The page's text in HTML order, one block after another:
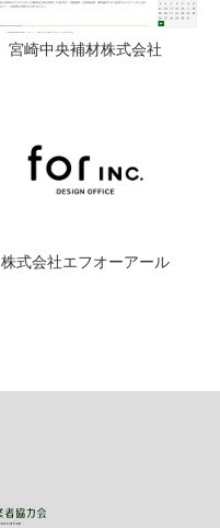
宮崎中央補材株式会社
株式会社エフオーアール